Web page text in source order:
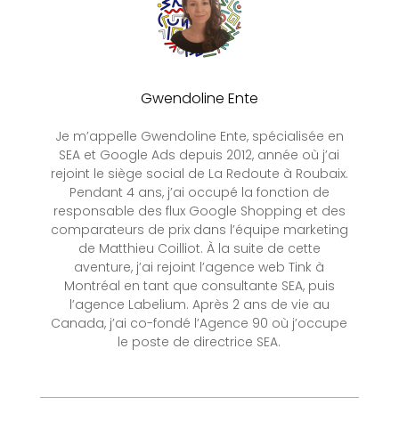
Gwendoline Ente
Je m’appelle Gwendoline Ente, spécialisée en
SEA et Google Ads depuis 2012, année où j’ai
rejoint le siège social de La Redoute à Roubaix.
Pendant 4 ans, j’ai occupé la fonction de
responsable des flux Google Shopping et des
comparateurs de prix dans l’équipe marketing
de Matthieu Coilliot. À la suite de cette
aventure, j’ai rejoint l’agence web Tink à
Montréal en tant que consultante SEA, puis
l’agence Labelium. Après 2 ans de vie au
Canada, j’ai co-fondé l’Agence 90 où j’occupe
le poste de directrice SEA.